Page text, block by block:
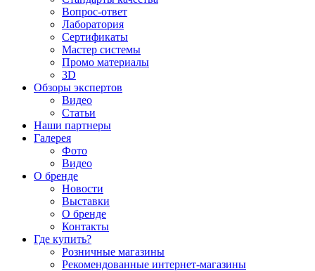
Вопрос-ответ
Лаборатория
Сертификаты
Мастер системы
Промо материалы
3D
Обзоры экспертов
Видео
Статьи
Наши партнеры
Галерея
Фото
Видео
О бренде
Новости
Выставки
О бренде
Контакты
Где купить?
Розничные магазины
Рекомендованные интернет-магазины